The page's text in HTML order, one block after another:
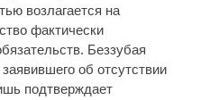
возлагается на
фактически
Беззубая
об отсутствии
подтверждает